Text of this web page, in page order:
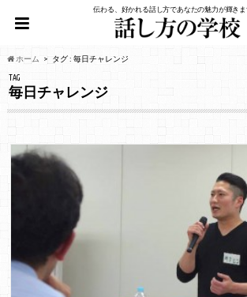
伝わる、好かれる話し方であなたの魅力が輝きま
ホーム タグ : 毎日チャレンジ
TAG
毎日チャレンジ